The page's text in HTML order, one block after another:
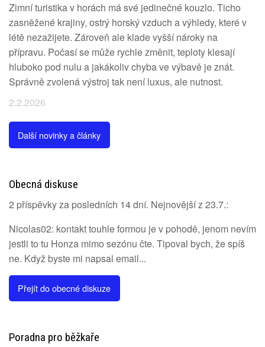
Zimní turistika v horách má své jedinečné kouzlo. Ticho
zasněžené krajiny, ostrý horský vzduch a výhledy, které v
létě nezažijete. Zároveň ale klade vyšší nároky na
přípravu. Počasí se může rychle změnit, teploty klesají
hluboko pod nulu a jakákoliv chyba ve výbavě je znát.
Správně zvolená výstroj tak není luxus, ale nutnost.
2.2.2026
Další novinky a články
Obecná diskuse
2 příspěvky za posledních 14 dní. Nejnovější z 23.7.:
Nicolas02: kontakt touhle formou je v pohodě, jenom nevím
jestli to tu Honza mimo sezónu čte. Tipoval bych, že spíš
ne. Když byste mi napsal email...
Přejít do obecné diskuze
Poradna pro běžkaře